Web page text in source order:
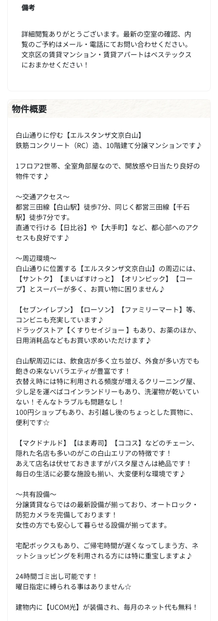
備考
詳細閲覧ありがとうございます。最新の空室の確認、内
覧のご予約はメール・電話にてお問い合わせください。
文京区の賃貸マンション・賃貸アパートはベステックス
におまかせください！
物件概要
白山通りに佇む【エルスタンザ文京白山】
鉄筋コンクリート（RC）造、10階建て分譲マンションです♪
1フロア2世帯、全室角部屋なので、開放感や日当たり良好の
物件です♪
～交通アクセス～
都営三田線【白山駅】徒歩7分、同じく都営三田線【千石
駅】徒歩7分です。
直通で行ける【日比谷】や【大手町】など、都心部へのアク
セスも良好です♪
～周辺環境～
白山通りに位置する【エルスタンザ文京白山】の周辺には、
【サントク】【まいばすけっと】【オリンピック】【コー
プ】とスーパーが多く、お買い物に困りません♪
【セブンイレブン】【ローソン】【ファミリーマート】等、
コンビニも充実しています♪
ドラッグストア【くすりセイジョー 】もあり、お薬のほか、
日用消耗品などもお買い求めいただけます♪
白山駅周辺には、飲食店が多く立ち並び、外食が多い方でも
飽きの来ないバラエティが豊富です！
衣替え時には特に利用される頻度が増えるクリーニング屋、
少し足を運べばコインランドリーもあり、洗濯物が乾いてい
ない！そんなトラブルも問題なし！
100円ショップもあり、お引越し後のちょっとした買物に、
便利です☆
【マクドナルド】【はま寿司】【ココス】などのチェーン、
隠れた名店も多いのがこの白山エリアの特徴です！
あえて店名は伏せておきますがパスタ屋さんは絶品です！
毎日の生活に必要な施設も揃い、大変便利な環境です♪
～共有設備～
分譲賃貸ならではの最新設備が揃っており、オートロック・
防犯カメラを完備しております！
女性の方でも安心して暮らせる設備が揃ってます。
宅配ボックスもあり、ご帰宅時間が遅くなってしまう方、ネ
ットショッピングを利用される方には特に重宝しますよ♪
24時間ゴミ出し可能です！
曜日指定に縛られる事はありません☆
建物内に【UCOM光】が装備され、毎月のネット代も無料！